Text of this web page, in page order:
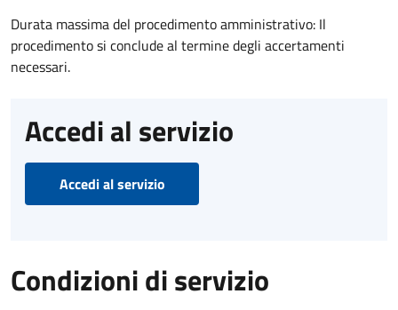
Durata massima del procedimento amministrativo: Il
procedimento si conclude al termine degli accertamenti
necessari.
Accedi al servizio
Accedi al servizio
Condizioni di servizio